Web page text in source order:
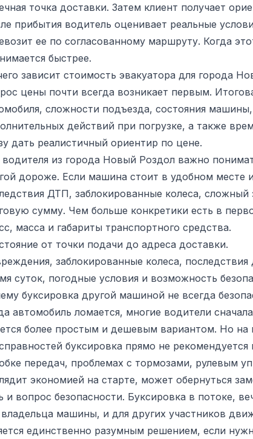
точка доставки. Затем клиент получает
прибытия водитель оценивает реальные
ее по согласованному маршруту. Когда
быстрее.
зависит стоимость эвакуатора для города
цены почти всегда возникает первым.
сложности подъезда, состояния
действий при погрузке, а также
дать реалистичный ориентир по цене.
водителя из города Новый Роздол важно
дороже. Если машина стоит в удобном месте
ДТП, заблокированные колеса,
сумму. Чем больше конкретики есть в
масса и габариты транспортного средства.
от точки подачи до адреса доставки.
заблокированные колеса,
суток, погодные условия и возможность
буксировка другой машиной не всегда
автомобиль ломается, многие водители
более простым и дешевым вариантом. Но на
буксировка прямо не
передач, проблемах с тормозами, рулевым
экономией на старте, может обернуться
и вопрос безопасности. Буксировка в потоке,
владельца машины, и для других участников
единственно разумным решением, если